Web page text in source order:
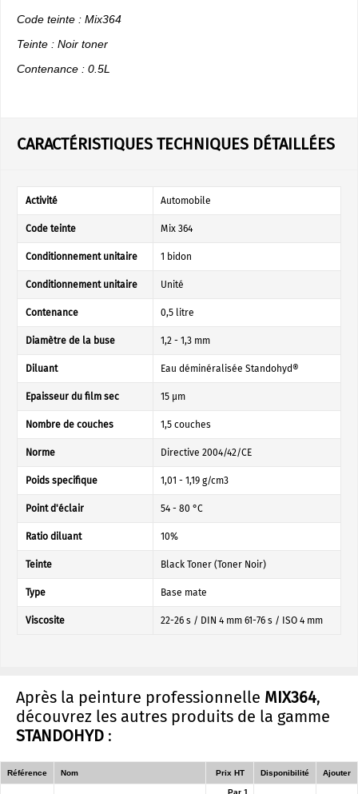
Code teinte : Mix364
Teinte : Noir toner
Contenance : 0.5L
CARACTÉRISTIQUES TECHNIQUES DÉTAILLÉES
Activité Automobile
Code teinte Mix 364
Conditionnement unitaire 1 bidon
Conditionnement unitaire Unité
Contenance 0,5 litre
Diamètre de la buse 1,2 - 1,3 mm
Diluant Eau déminéralisée Standohyd®
Epaisseur du film sec 15 µm
Nombre de couches 1,5 couches
Norme Directive 2004/42/CE
Poids specifique 1,01 - 1,19 g/cm3
Point d'éclair 54 - 80 °C
Ratio diluant 10%
Teinte Black Toner (Toner Noir)
Type Base mate
Viscosite 22-26 s / DIN 4 mm 61-76 s / ISO 4 mm
Après la peinture professionnelle MIX364,
découvrez les autres produits de la gamme
STANDOHYD :
Référence Nom Prix HT Disponibilité Ajouter
Par 1